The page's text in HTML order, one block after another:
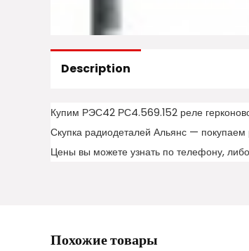
Description
Купим РЭС42 РС4.569.152 реле
Скупка радиодеталей Альянс — покупаем
Цены вы можете узнать по телефону,
Похожие товары